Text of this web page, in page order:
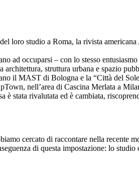
loro studio a Roma, la rivista americana
ad occuparsi – con lo stesso
architettura, struttura urbana e spazio
il MAST di Bologna e la “Città del
nell’area di Cascina Merlata a
è stata rivalutata ed è cambiata,
cercato di raccontare nella recente
di questa impostazione: lo